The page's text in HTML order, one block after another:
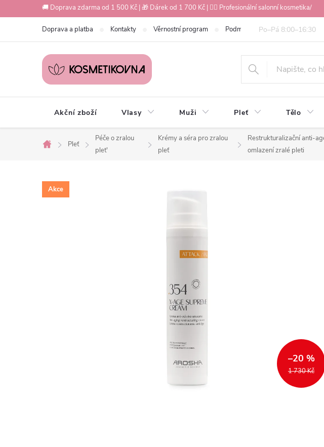
na
🚚 Doprava zdarma od 1 500 Kč | 🎁 Dárek od 1 700 Kč | 💇‍♀️ Profesionální salonní kosmetika/
Doprava a platba Kontakty Věrnostní program Podmínky ochrany osobních údajů
Akční zboží Vlasy Muži Pleť Tělo
Domů
Pleť
Péče o zralou
plet'
Krémy a séra pro zralou
pleť
Restrukturalizační anti-
omlazení zralé pleti
Akce
1 730 Kč
–20 %